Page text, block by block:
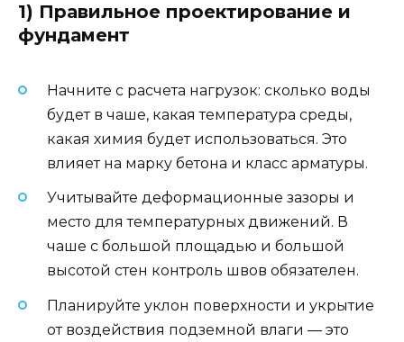
1) Правильное проектирование и
фундамент
Начните с расчета нагрузок: сколько воды
будет в чаше, какая температура среды,
какая химия будет использоваться. Это
влияет на марку бетона и класс арматуры.
Учитывайте деформационные зазоры и
место для температурных движений. В
чаше с большой площадью и большой
высотой стен контроль швов обязателен.
Планируйте уклон поверхности и укрытие
от воздействия подземной влаги — это